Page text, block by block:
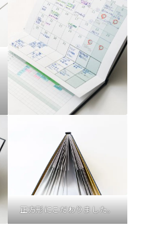
正方形にこだわりました。